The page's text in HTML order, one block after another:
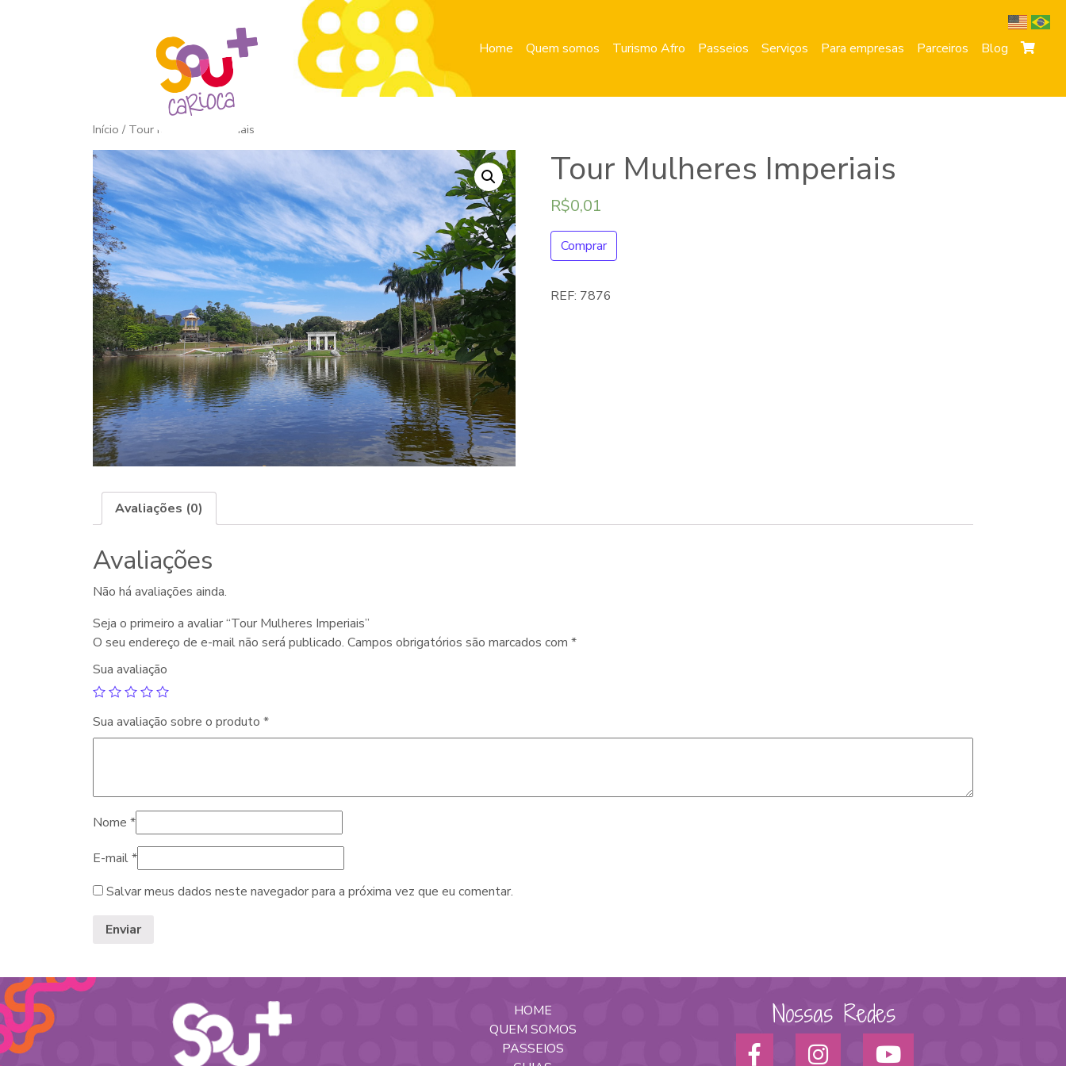
Home Quem somos Turismo Afro Passeios Serviços Para empresas Parceiros Blog
Início / Tour Mulheres Imperiais
Tour Mulheres Imperiais
R$0,01
Comprar
REF: 7876
Avaliações (0)
Avaliações
Não há avaliações ainda.
Seja o primeiro a avaliar “Tour Mulheres Imperiais”
O seu endereço de e-mail não será publicado. Campos obrigatórios são marcados com *
Sua avaliação
Sua avaliação sobre o produto *
Nome *
E-mail*
Salvar meus dados neste navegador para a próxima vez que eu comentar.
HOME
QUEM SOMOS
PASSEIOS
Nossas Redes